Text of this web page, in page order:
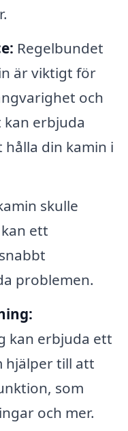
Regelbundet
är viktigt för
och
erbjuda
din kamin i
skulle
ett
problemen.
kan erbjuda ett
hjälper till att
som
och mer.